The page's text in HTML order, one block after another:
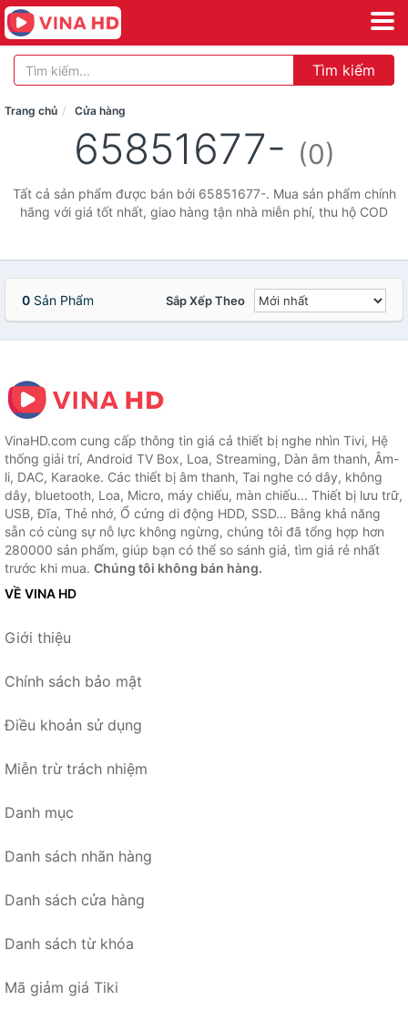
Tìm kiếm
Trang chủ Cửa hàng
65851677- (0)
Tất cả sản phẩm được bán bởi 65851677-. Mua sản phẩm chính
hãng với giá tốt nhất, giao hàng tận nhà miễn phí, thu hộ COD
0 Sản Phẩm Sắp Xếp Theo
VinaHD.com cung cấp thông tin giá cả thiết bị nghe nhìn Tivi, Hệ
thống giải trí, Android TV Box, Loa, Streaming, Dàn âm thanh, Âm-
li, DAC, Karaoke. Các thiết bị âm thanh, Tai nghe có dây, không
dây, bluetooth, Loa, Micro, máy chiếu, màn chiếu... Thiết bị lưu trữ,
USB, Đĩa, Thẻ nhớ, Ổ cứng di động HDD, SSD... Bằng khả năng
sẵn có cùng sự nỗ lực không ngừng, chúng tôi đã tổng hợp hơn
280000 sản phẩm, giúp bạn có thể so sánh giá, tìm giá rẻ nhất
trước khi mua. Chúng tôi không bán hàng.
VỀ VINA HD
Giới thiệu
Chính sách bảo mật
Điều khoản sử dụng
Miễn trừ trách nhiệm
Danh mục
Danh sách nhãn hàng
Danh sách cửa hàng
Danh sách từ khóa
Mã giảm giá Tiki